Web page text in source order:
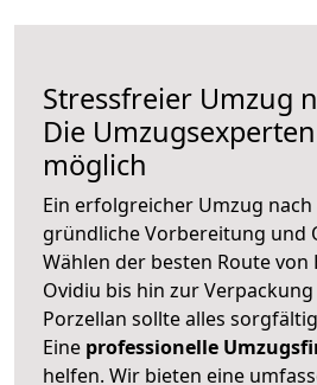
Stressfreier Umzug
Die
möglich
Ein erfolgreicher Umzug
gründliche Vorbereitung und
Wählen der besten Route von
Ovidiu bis hin zur Verpackung
Porzellan sollte alles
Eine professionelle
helfen. Wir bieten eine